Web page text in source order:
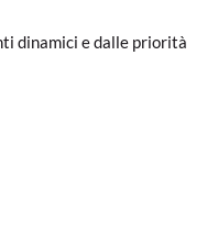
dinamici e dalle priorità